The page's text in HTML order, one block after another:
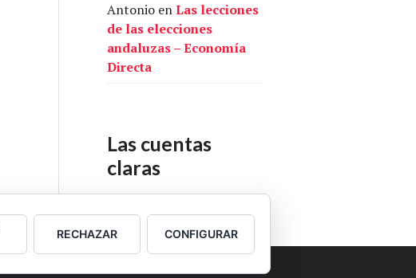
Antonio enLas lecciones
de las elecciones
andaluzas – Economía
Directa
Las cuentas
claras
Nuestras cuentas
RECHAZAR CONFIGURAR